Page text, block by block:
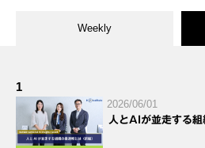
Weekly
1
2026/06/01
人とAIが並走する組